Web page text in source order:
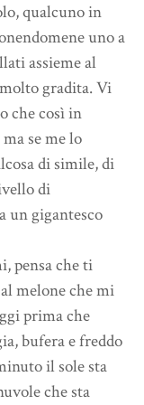
qualcuno in
uno a
assieme al
gradita.Vi
che così in
se me lo
di simile, di
di
un gigantesco
pensa che ti
melone che mi
prima che
bufera e freddo
il sole sta
che sta